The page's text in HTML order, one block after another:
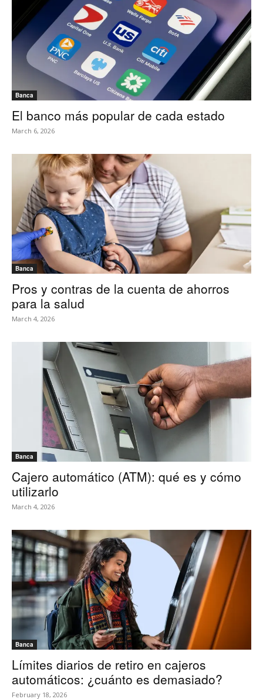
Banca
El banco más popular de cada estado
March 6, 2026
Banca
Pros y contras de la cuenta de ahorros
para la salud
March 4, 2026
Banca
Cajero automático (ATM): qué es y cómo
utilizarlo
March 4, 2026
Banca
Límites diarios de retiro en cajeros
automáticos: ¿cuánto es demasiado?
February 18, 2026